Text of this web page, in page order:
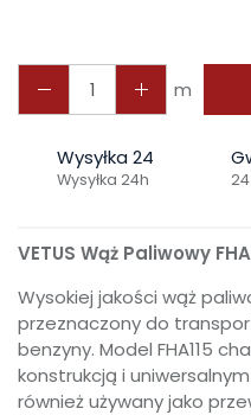
m
Wysyłka 24
Wysyłka 24h
VETUS Wąż Paliwowy
Wysokiej jakości wąż
przeznaczony do
benzyny. Model FHA115
konstrukcją i
również używany jako